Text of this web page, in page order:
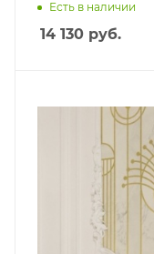
Есть в наличии
14 130 руб.